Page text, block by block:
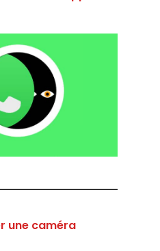
une caméra